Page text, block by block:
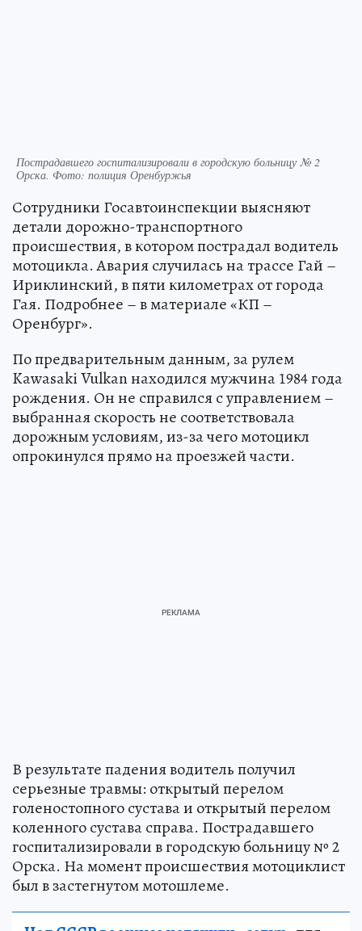
Пострадавшего госпитализировали в городскую больницу № 2
Орска. Фото: полиция Оренбуржья
Сотрудники Госавтоинспекции выясняют
детали дорожно-транспортного
происшествия, в котором пострадал водитель
мотоцикла. Авария случилась на трассе Гай –
Ириклинский, в пяти километрах от города
Гая. Подробнее – в материале «КП –
Оренбург».
По предварительным данным, за рулем
Kawasaki Vulkan находился мужчина 1984 года
рождения. Он не справился с управлением –
выбранная скорость не соответствовала
дорожным условиям, из-за чего мотоцикл
опрокинулся прямо на проезжей части.
В результате падения водитель получил
серьезные травмы: открытый перелом
голеностопного сустава и открытый перелом
коленного сустава справа. Пострадавшего
госпитализировали в городскую больницу № 2
Орска. На момент происшествия мотоциклист
был в застегнутом мотошлеме.